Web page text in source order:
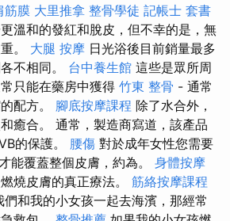
筋膜 大里推拿 整骨學徒 記帳士 套書
溫和的發紅和脫皮，但不幸的是，無
。 大腿 按摩 日光浴後目前銷量最多
不相同。 台中養生館 這些是眾所周
只能在藥房中獲得 竹東 整骨 - 通常
配方。 腳底按摩課程 除了水合外，
癒合。 通常，製造商寫道，該產品
的保護。 腰傷 對於成年女性您需要
能覆蓋整個皮膚，約為。 身體按摩
燒皮膚的真正療法。 筋絡按摩課程
們和我的小女孩一起去海濱，那經常